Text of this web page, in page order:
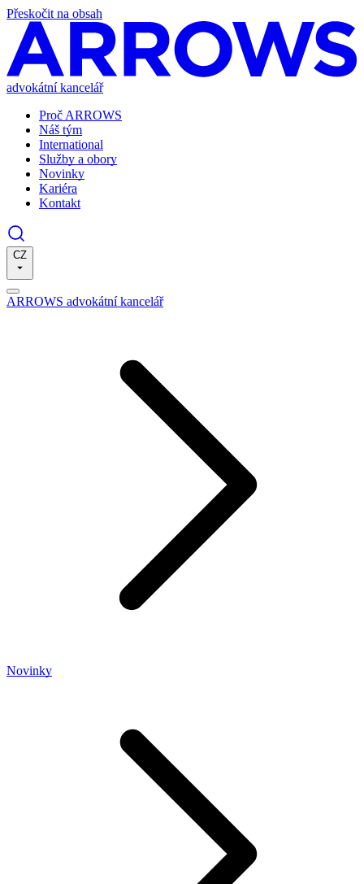
Přeskočit na obsah
advokátní kancelář
Proč ARROWS
Náš tým
International
Služby a obory
Novinky
Kariéra
Kontakt
CZ
ARROWS advokátní kancelář
Novinky